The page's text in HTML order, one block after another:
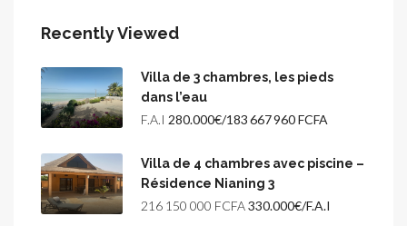
Recently Viewed
Villa de 3 chambres, les pieds
dans l’eau
F.A.I 280.000€/183 667 960 FCFA
Villa de 4 chambres avec piscine –
Résidence Nianing 3
216 150 000 FCFA330.000€/F.A.I